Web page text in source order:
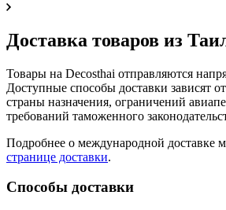
Доставка товаров из
Товары на Decosthai отправляются
Доступные способы доставки зависят
страны назначения, ограничений
требований таможенного
Подробнее о международной доставке
странице доставки.
Способы доставки